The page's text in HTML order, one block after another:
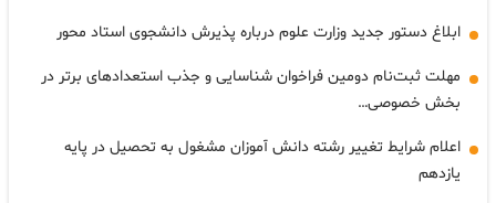
ابلاغ دستور جدید وزارت علوم درباره پذیرش دانشجوی استاد محور
مهلت ثبت‌نام دومین فراخوان شناسایی و جذب استعدادهای برتر در
بخش خصوصی…
اعلام شرایط تغییر رشته دانش آموزان مشغول به تحصیل در پایه
یازدهم